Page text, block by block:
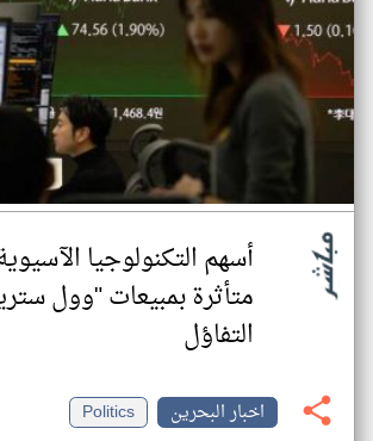
أسهم التكنولوجيا
متأثرة بمبيعات "وول
التفاؤل
اخبار البحرين
Politics